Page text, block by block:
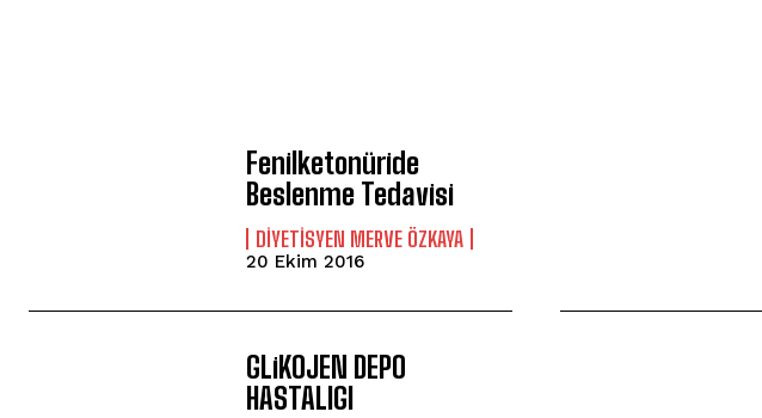
Fenilketonüride
Beslenme Tedavisi
DIYETISYEN MERVE ÖZKAYA
20 Ekim 2016
GLiKOJEN DEPO
HASTALIGI